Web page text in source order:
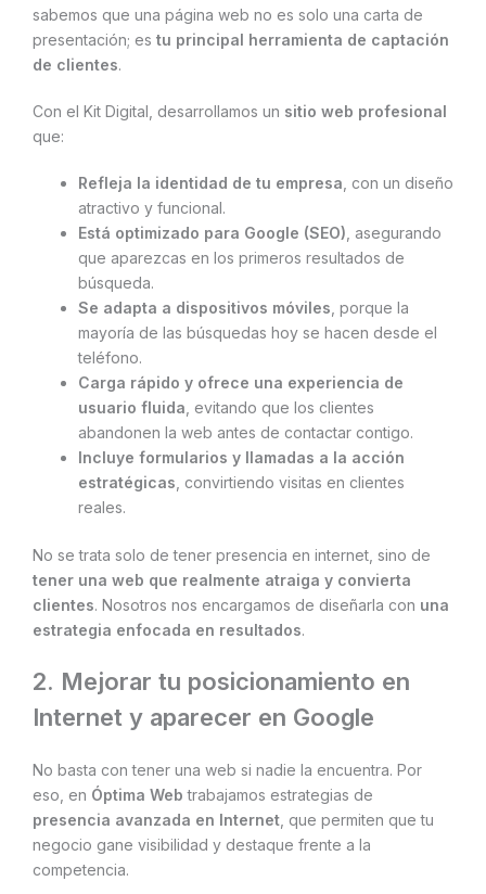
sabemos que una página web no es solo una carta de
presentación; es tu principal herramienta de captación
de clientes.
Con el Kit Digital, desarrollamos un sitio web profesional
que:
Refleja la identidad de tu empresa , con un diseño
atractivo y funcional.
Está optimizado para Google (SEO) , asegurando
que aparezcas en los primeros resultados de
búsqueda.
Se adapta a dispositivos móviles , porque la
mayoría de las búsquedas hoy se hacen desde el
teléfono.
Carga rápido y ofrece una experiencia de
usuario fluida , evitando que los clientes
abandonen la web antes de contactar contigo.
Incluye formularios y llamadas a la acción
estratégicas , convirtiendo visitas en clientes
reales.
No se trata solo de tener presencia en internet, sino de
tener una web que realmente atraiga y convierta
clientes. Nosotros nos encargamos de diseñarla con una
estrategia enfocada en resultados.
2. Mejorar tu posicionamiento en
Internet y aparecer en Google
No basta con tener una web si nadie la encuentra. Por
eso, en Óptima Web trabajamos estrategias de
presencia avanzada en Internet , que permiten que tu
negocio gane visibilidad y destaque frente a la
competencia.